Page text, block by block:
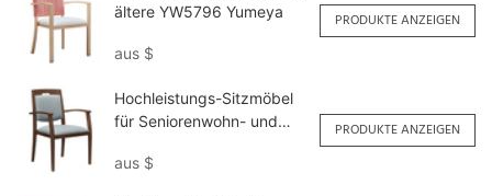
ältere YW5796 Yumeya
aus $
PRODUKTE ANZEIGEN
Hochleistungs-Sitzmöbel
für Seniorenwohn- und
Yumeya
aus $
PRODUKTE ANZEIGEN